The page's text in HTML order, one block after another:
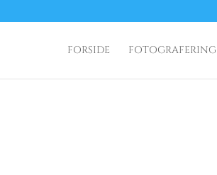
FORSIDE FOTOGRAFERING